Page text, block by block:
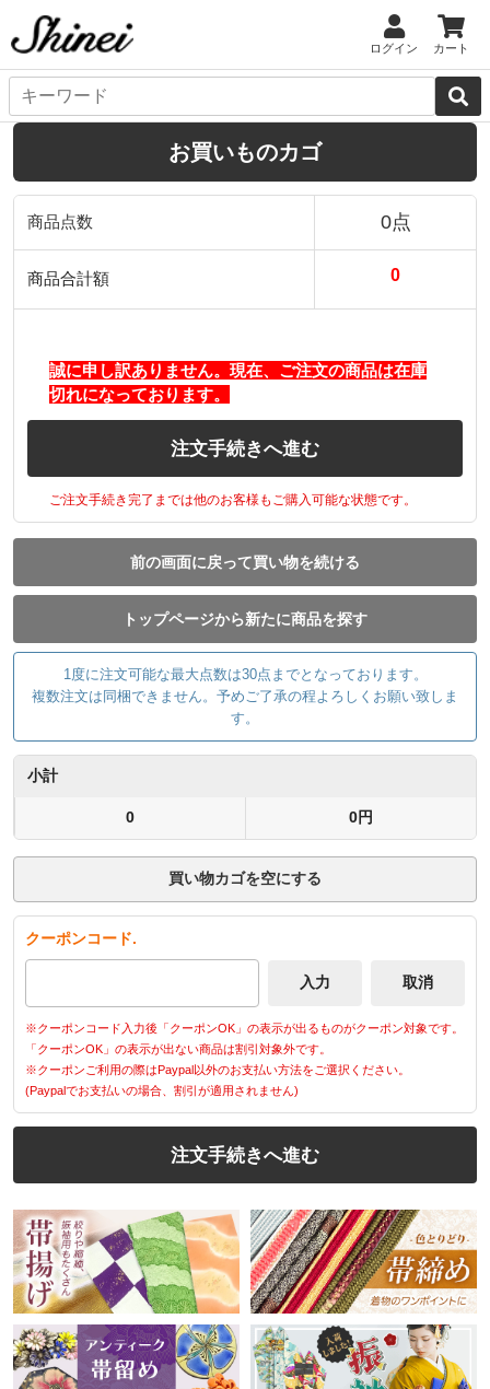
ログイン カート
お買いものカゴ
商品点数 0点
商品合計額 0
誠に申し訳ありません。現在、ご注文の商品は在庫
切れになっております。
注文手続きへ進む
ご注文手続き完了までは他のお客様もご購入可能な状態です。
前の画面に戻って買い物を続ける
トップページから新たに商品を探す
1度に注文可能な最大点数は30点までとなっております。
複数注文は同梱できません。予めご了承の程よろしくお願い致しま
す。
小計
0 0円
買い物カゴを空にする
クーポンコード.
※クーポンコード入力後「クーポンOK」の表示が出るものがクーポン対象です。
「クーポンOK」の表示が出ない商品は割引対象外です。
※クーポンご利用の際はPaypal以外のお支払い方法をご選択ください。
(Paypalでお支払いの場合、割引が適用されません)
注文手続きへ進む